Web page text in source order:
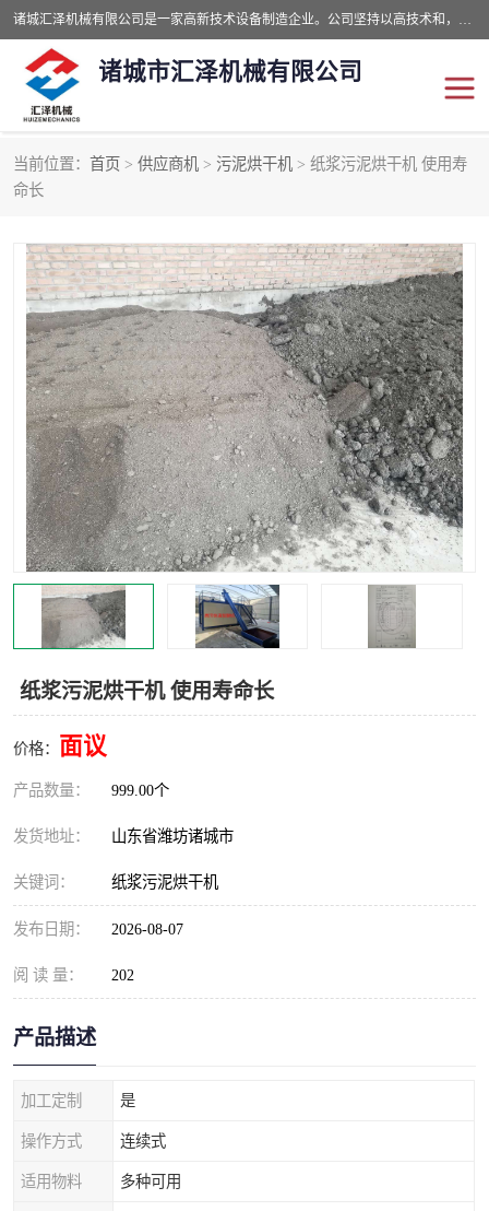
诸城汇泽机械有限公司是一家高新技术设备制造企业。公司坚持以高技术和，高服务于用户，以的环保机械制造设备赢的用户的信赖。现在主要生产死亡畜禽无害化处理和立式和卧式有机肥设备，搅拌机，烘干机，高温发酵机等。污水处理设备，固液分离机。气浮机，化制机等。公司秉承品质，用户至上，科技创新的经营理。
诸城市汇泽机械有限公司
当前位置： 首页 > 供应商机 > 污泥烘干机 > 纸浆污泥烘干机 使用寿
命长
纸浆污泥烘干机 使用寿命长
价格： 面议
产品数量： 999.00个
发货地址： 山东省潍坊诸城市
关键词： 纸浆污泥烘干机
发布日期： 2026-08-07
阅 读 量： 202
产品描述
加工定制 是
操作方式 连续式
适用物料 多种可用
发酵设备
鸡粪发酵机 有机肥设备
纳米膜好氧发酵堆肥机 粪污烘干酶体机
膜式堆肥机 纳米膜发酵
膜式发酵仓 分子膜堆肥仓
分子膜发酵堆肥设备